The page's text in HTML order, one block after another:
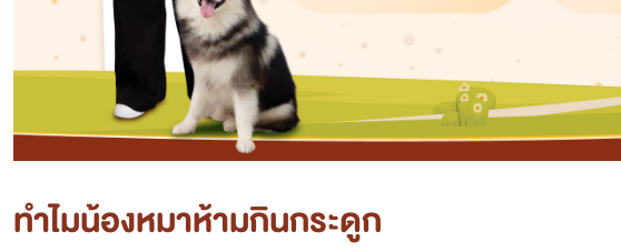
ทำไมน้องหมาห้ามกินกระดูก